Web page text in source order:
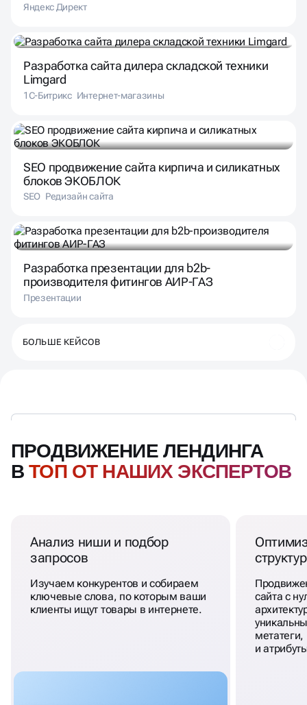
Яндекс Директ
Разработка сайта дилера складской техники
Limgard
1С-Битрикс Интернет-магазины
SEO продвижение сайта кирпича и силикатных
блоков ЭКОБЛОК
SEO Редизайн сайта
Разработка презентации для b2b-
производителя фитингов АИР-ГАЗ
Презентации
БОЛЬШЕ КЕЙСОВ
ПРОДВИЖЕНИЕ ЛЕНДИНГА
ВТОП ОТ НАШИХ ЭКСПЕРТОВ
Анализ ниши и подбор
запросов
Изучаем конкурентов и собираем
ключевые слова, по которым ваши
клиенты ищут товары в интернете.
сайта с
и